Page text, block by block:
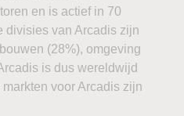
en is actief in 70
divisies van Arcadis zijn
(28%), omgeving
is dus wereldwijd
voor Arcadis zijn